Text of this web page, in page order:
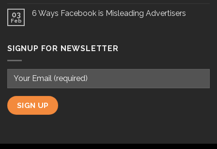
03
Feb
6 Ways Facebook is Misleading Advertisers
SIGNUP FOR NEWSLETTER